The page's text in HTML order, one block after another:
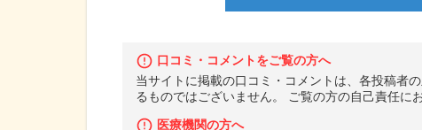
口コミ・コメントをご覧の方へ
当サイトに掲載の口コミ・コメントは、各投稿者
るものではございません。 ご覧の方の自己責任に
医療機関の方へ